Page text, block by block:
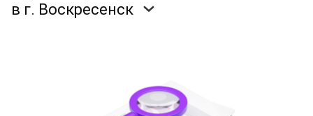
в г. Воскресенск